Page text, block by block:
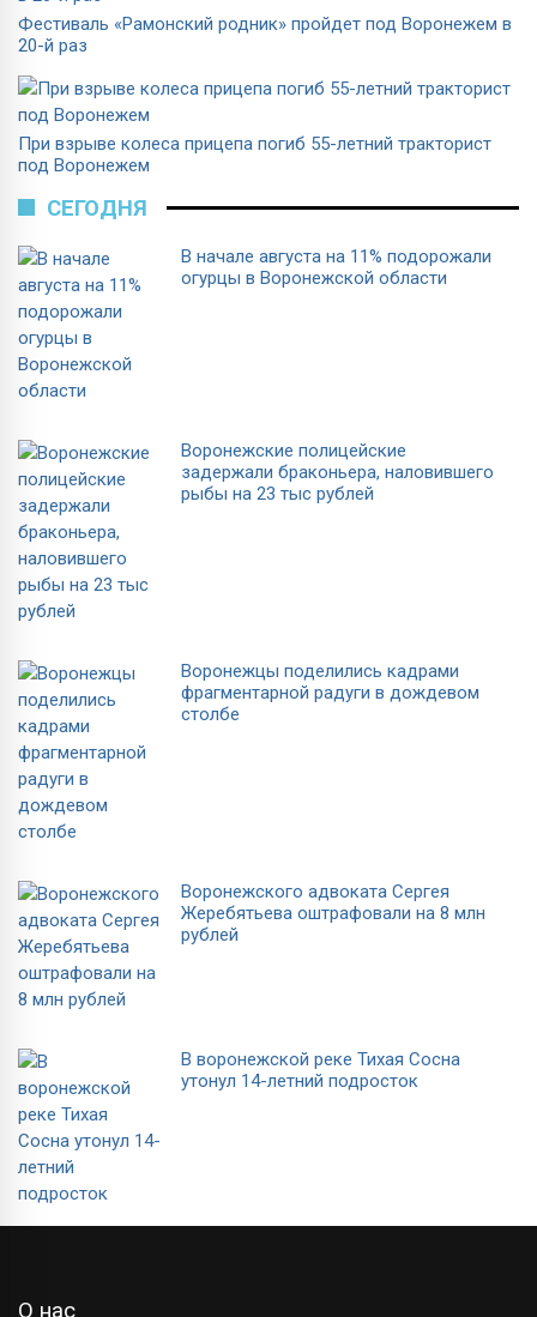
Фестиваль «Рамонский родник» пройдет под Воронежем в
20-й раз
При взрыве колеса прицепа погиб 55-летний тракторист
под Воронежем
СЕГОДНЯ
В начале августа на 11% подорожали
огурцы в Воронежской области
Воронежские полицейские
задержали браконьера, наловившего
рыбы на 23 тыс рублей
Воронежцы поделились кадрами
фрагментарной радуги в дождевом
столбе
Воронежского адвоката Сергея
Жеребятьева оштрафовали на 8 млн
рублей
В воронежской реке Тихая Сосна
утонул 14-летний подросток
О нас